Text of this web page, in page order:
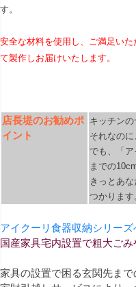
す。
安全な材料を使用し、ご満足い
て製作しお届けいたします。
店長堤のお勧めポ
イント
キッチン
それなのに
でも、「
までの
きっとあ
つかります
アイクーリ食器収納シリー
国産家具宅内設置で粗大ご
家具の設置で困る玄関先まで